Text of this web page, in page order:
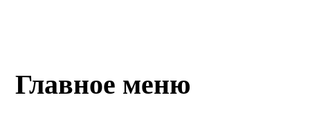
Главное меню